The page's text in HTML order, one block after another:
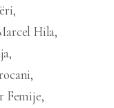
Hila
Femije